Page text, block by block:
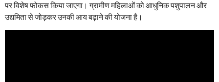
पर विशेष फोकस किया जाएगा। ग्रामीण महिलाओं को आधुनिक पशुपालन और
उद्यमिता से जोड़कर उनकी आय बढ़ाने की योजना है।